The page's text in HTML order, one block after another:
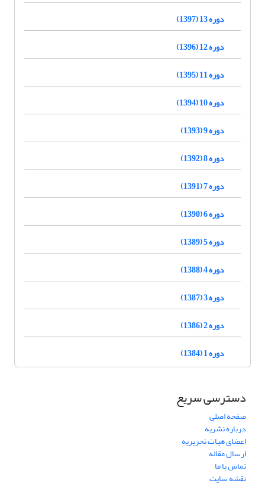
دوره 13 (1397)
دوره 12 (1396)
دوره 11 (1395)
دوره 10 (1394)
دوره 9 (1393)
دوره 8 (1392)
دوره 7 (1391)
دوره 6 (1390)
دوره 5 (1389)
دوره 4 (1388)
دوره 3 (1387)
دوره 2 (1386)
دوره 1 (1384)
دسترسی سریع
صفحه اصلی
درباره نشریه
اعضای هیات تحریریه
ارسال مقاله
تماس با ما
نقشه سایت